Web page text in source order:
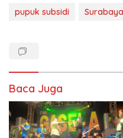
pupuk subsidi
Surabaya
Baca Juga